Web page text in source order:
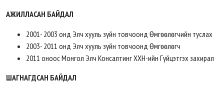
АЖИЛЛАСАН БАЙДАЛ
2001- 2003 онд Элч хууль зүйн товчоонд Өмгөөлөгчийн туслах
2003- 2011 онд Элч хууль зүйн товчоонд Өмгөөлөгч
2011 оноос Монгол Элч Консалтинг ХХН-ийн Гүйцэтгэх захирал
ШАГНАГДСАН БАЙДАЛ